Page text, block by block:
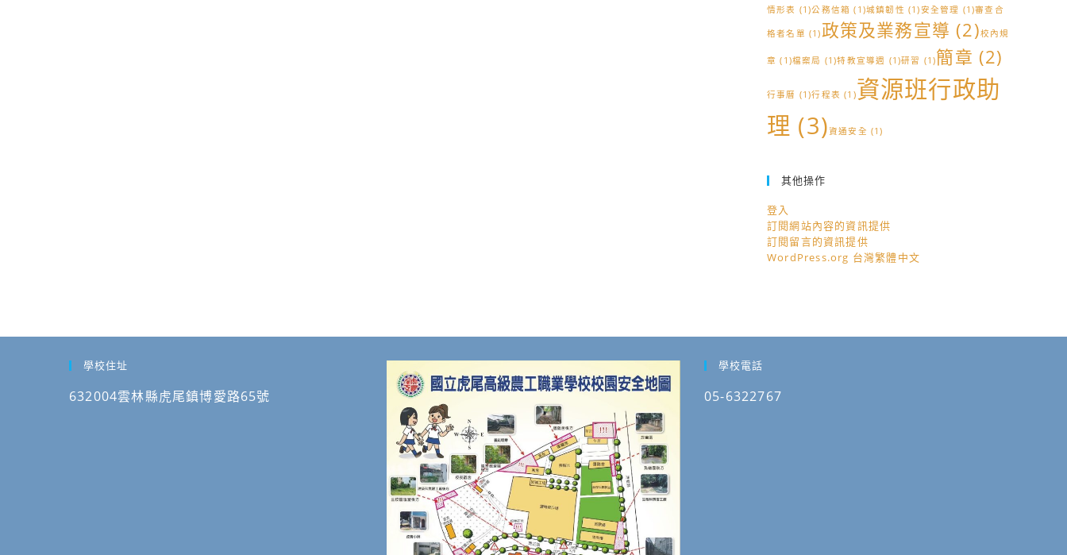
情形表 (1)公務信箱 (1)城鎮韌性 (1)安全管理 (1)審查合
格者名單 (1)政策及業務宣導 (2)校內規
章 (1)檔案局 (1)特教宣導週 (1)研習 (1)簡章 (2)
行事曆 (1)行程表 (1)資源班行政助
理 (3)資通安全 (1)
其他操作
登入
訂閱網站內容的資訊提供
訂閱留言的資訊提供
WordPress.org 台灣繁體中文
學校住址
632004雲林縣虎尾鎮博愛路65號
學校電話
05-6322767